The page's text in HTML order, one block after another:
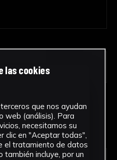
las cookies
que nos ayudan
web (análisis). Para
necesitamos su
clic en "Aceptar todas",
el tratamiento de datos
también incluye, por un